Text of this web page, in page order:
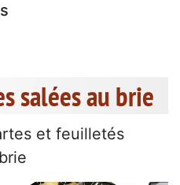
salées au brie
et feuilletés